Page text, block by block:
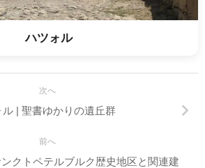
ハツォル
次へ
ル | 聖書ゆかりの遺丘群
前へ
ンクトペテルブルク歴史地区と関連建